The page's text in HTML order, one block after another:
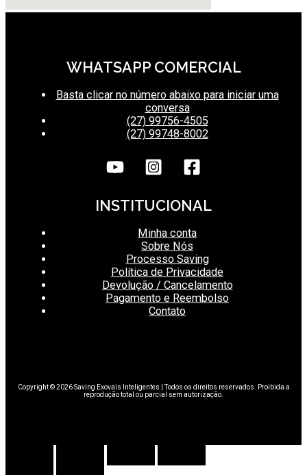
WHATSAPP COMERCIAL
Basta clicar no número abaixo para iniciar uma
conversa
(27) 99756-4505
(27) 99748-8002
INSTITUCIONAL
Minha conta
Sobre Nós
Processo Saving
Política de Privacidade
Devolução / Cancelamento
Pagamento e Reembolso
Contato
Copyright © 2026 Saving Exovais Inteligentes | Todos os direitos reservados. Proibida a
reprodução total ou parcial sem autorização.